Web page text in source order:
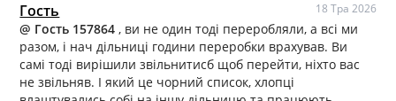
Гость 18 Тра 2026
@ Гость 157864, ви не один тоді переробляли, а всі ми
разом, і нач дільниці години переробки врахував. Ви
самі тоді вирішили звільнитисб щоб перейти, ніхто вас
не звільняв. І який це чорний список, хлопці